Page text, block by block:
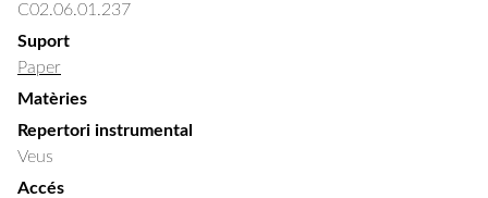
C02.06.01.237
Suport
Paper
Matèries
Repertori instrumental
Veus
Accés